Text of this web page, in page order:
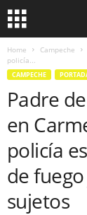
Home Campeche
policía...
CAMPECHE
Padre
en
policía
de
sujetos